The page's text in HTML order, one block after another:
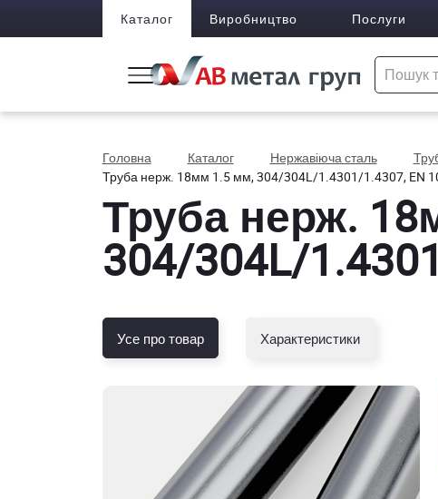
Каталог Виробництво Послуги
Головна Каталог Нержавіюча сталь
Труба нерж. 18мм 1.5 мм, 304/304L/1.4301/1.4307, EN
Труба нерж.
304/304L/
Усе про товар Характеристики